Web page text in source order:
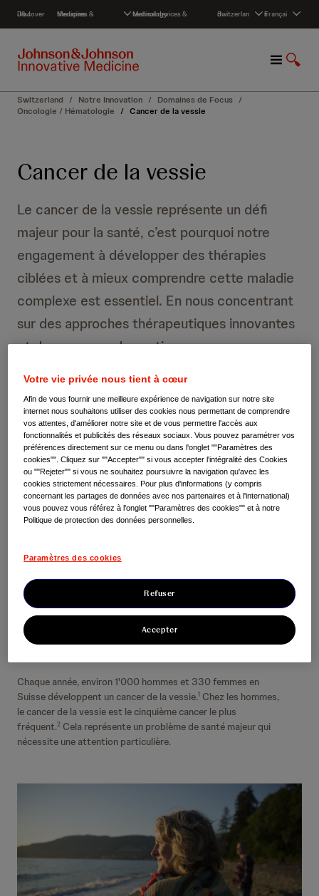
c
Discover J&J Medicines & therapies Medical devices & technology Switzerland Français
M
n
S
o
Switzerland / Notre Innovation / Domaines de Focus /
Oncologie / Hématologie / Cancer de la vessie
Cancer de la vessie
Le cancer de la vessie représente un défi
majeur pour la santé, c’est pourquoi notre
engagement à développer des thérapies
ciblées et à mieux comprendre cette maladie
complexe est essentiel. En nous concentrant
sur des approches thérapeutiques innovantes
et des mesures de soutien, nous pouvons
patient·e·s et de leurs familles.
Le cancer de la vessie en
Suisse
Chaque année, environ 1'000 hommes et 330 femmes en
Suisse développent un cancer de la vessie.1 Chez les hommes,
le cancer de la vessie est le cinquième cancer le plus
fréquent.2 Cela représente un problème de santé majeur qui
nécessite une attention particulière.
Votre vie privée nous tient à cœur
Afin de vous fournir une meilleure expérience de navigation sur notre site
internet nous souhaitons utiliser des cookies nous permettant de comprendre
vos attentes, d'améliorer notre site et de vous permettre l'accès aux
fonctionnalités et publicités des réseaux sociaux. Vous pouvez paramétrer vos
préférences directement sur ce menu ou dans l'onglet ""Paramètres des
cookies"". Cliquez sur ""Accepter"" si vous accepter l'intégralité des Cookies
ou ""Rejeter"" si vous ne souhaitez poursuivre la navigation qu'avec les
cookies strictement nécessaires. Pour plus d'informations (y compris
concernant les partages de données avec nos partenaires et à l'international)
vous pouvez vous référez à l'onglet ""Paramètres des cookies"" et à notre
Politique de protection des données personnelles.
Paramètres des cookies
Refuser
Accepter